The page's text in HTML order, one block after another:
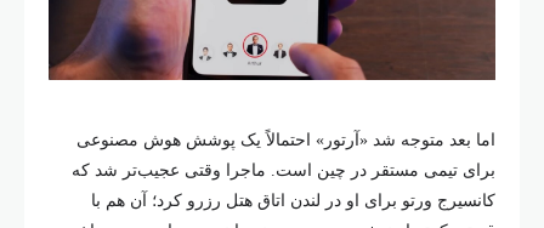
اما بعد متوجه شد «آرتور» احتمالاً یک پوشش هوش مصنوعی
برای تیمی مستقر در چین است. ماجرا وقتی عجیب‌تر شد که
کانسیرج ورتو برای او در لندن اتاق هتل رزرو کرد؛ آن هم با